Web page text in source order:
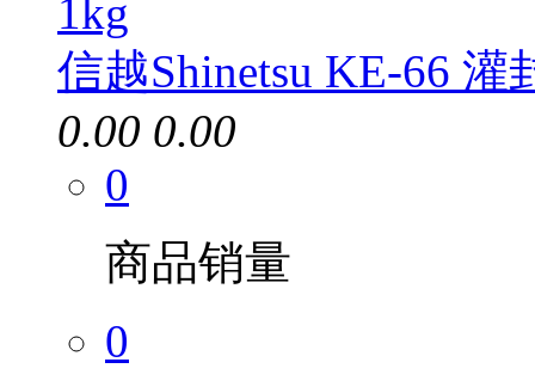
信越Shinetsu KE-66 灌
0.00 0.00
0
商品销量
0